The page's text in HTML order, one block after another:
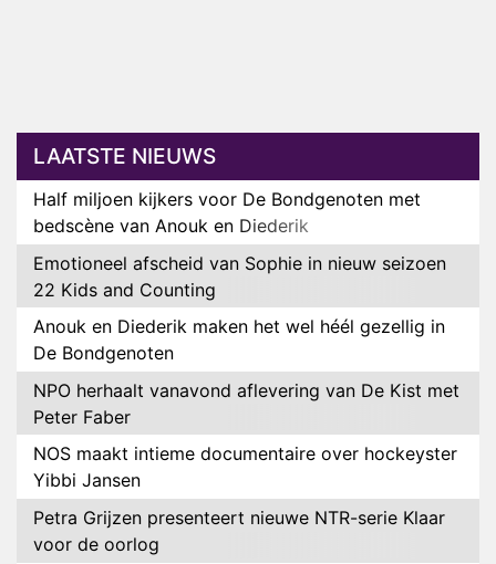
LAATSTE NIEUWS
Half miljoen kijkers voor De Bondgenoten met
bedscène van Anouk en Diederik
Emotioneel afscheid van Sophie in nieuw seizoen
22 Kids and Counting
Anouk en Diederik maken het wel héél gezellig in
De Bondgenoten
NPO herhaalt vanavond aflevering van De Kist met
Peter Faber
NOS maakt intieme documentaire over hockeyster
Yibbi Jansen
Petra Grijzen presenteert nieuwe NTR-serie Klaar
voor de oorlog